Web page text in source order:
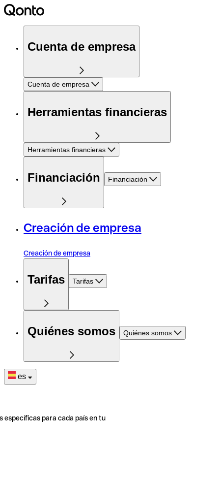
Cuenta de empresa
Cuenta de empresa
Herramientas financieras
Herramientas financieras
Financiación Financiación
Creación de empresa
Creación de empresa
Tarifas Tarifas
Quiénes somos Quiénes somos
es
específicas para cada país en tu